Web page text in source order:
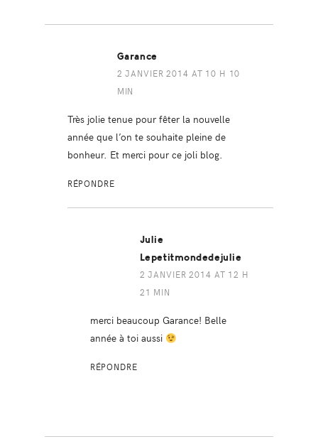
Garance
2 JANVIER 2014 AT 10 H 10
MIN
Très jolie tenue pour fêter la nouvelle
année que l’on te souhaite pleine de
bonheur. Et merci pour ce joli blog.
RÉPONDRE
Julie
Lepetitmondedejulie
2 JANVIER 2014 AT 12 H
21 MIN
merci beaucoup Garance! Belle
année à toi aussi
RÉPONDRE